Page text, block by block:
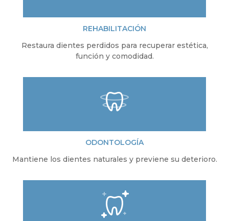
REHABILITACIÓN
Restaura dientes perdidos para recuperar estética,
función y comodidad.
ODONTOLOGÍA
Mantiene los dientes naturales y previene su deterioro.